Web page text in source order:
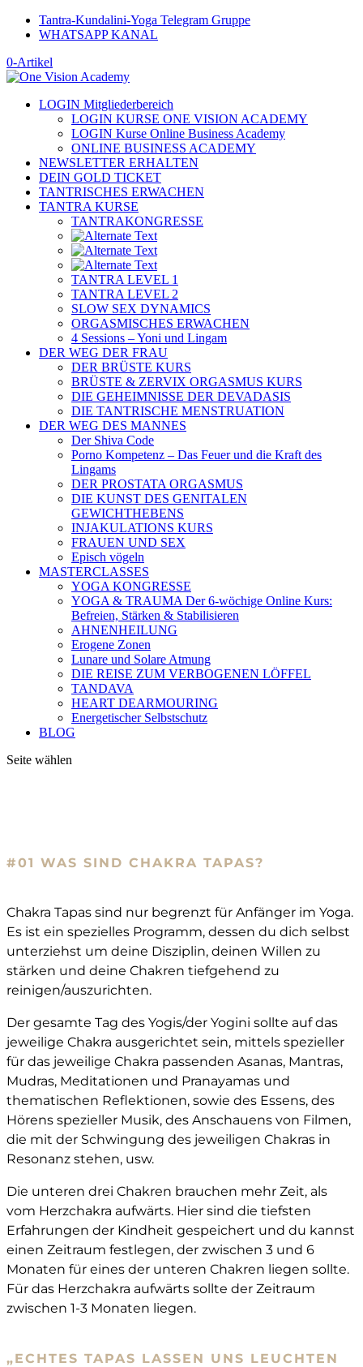
Tantra-Kundalini-Yoga Telegram Gruppe
WHATSAPP KANAL
0-Artikel
LOGIN Mitgliederbereich
LOGIN KURSE ONE VISION ACADEMY
LOGIN Kurse Online Business Academy
ONLINE BUSINESS ACADEMY
NEWSLETTER ERHALTEN
DEIN GOLD TICKET
TANTRISCHES ERWACHEN
TANTRA KURSE
TANTRAKONGRESSE
TANTRA LEVEL 1
TANTRA LEVEL 2
SLOW SEX DYNAMICS
ORGASMISCHES ERWACHEN
4 Sessions – Yoni und Lingam
DER WEG DER FRAU
DER BRÜSTE KURS
BRÜSTE & ZERVIX ORGASMUS KURS
DIE GEHEIMNISSE DER DEVADASIS
DIE TANTRISCHE MENSTRUATION
DER WEG DES MANNES
Der Shiva Code
Porno Kompetenz – Das Feuer und die Kraft des
Lingams
DER PROSTATA ORGASMUS
DIE KUNST DES GENITALEN
GEWICHTHEBENS
INJAKULATIONS KURS
FRAUEN UND SEX
Episch vögeln
MASTERCLASSES
YOGA KONGRESSE
YOGA & TRAUMA Der 6‑wöchige Online Kurs:
Befreien, Stärken & Stabilisieren
AHNENHEILUNG
Erogene Zonen
Lunare und Solare Atmung
DIE REISE ZUM VERBOGENEN LÖFFEL
TANDAVA
HEART DEARMOURING
Energetischer Selbstschutz
BLOG
Seite wählen
#01 WAS SIND CHAKRA TAPAS?
Chakra Tapas sind nur begrenzt für Anfänger im Yoga.
Es ist ein spezielles Programm, dessen du dich selbst
unterziehst um deine Disziplin, deinen Willen zu
stärken und deine Chakren tiefgehend zu
reinigen/auszurichten.
Der gesamte Tag des Yogis/der Yogini sollte auf das
jeweilige Chakra ausgerichtet sein, mittels spezieller
für das jeweilige Chakra passenden Asanas, Mantras,
Mudras, Meditationen und Pranayamas und
thematischen Reflektionen, sowie des Essens, des
Hörens spezieller Musik, des Anschauens von Filmen,
die mit der Schwingung des jeweiligen Chakras in
Resonanz stehen, usw.
Die unteren drei Chakren brauchen mehr Zeit, als
vom Herzchakra aufwärts. Hier sind die tiefsten
Erfahrungen der Kindheit gespeichert und du kannst
einen Zeitraum festlegen, der zwischen 3 und 6
Monaten für eines der unteren Chakren liegen sollte.
Für das Herzchakra aufwärts sollte der Zeitraum
zwischen 1-3 Monaten liegen.
„ECHTES TAPAS LASSEN UNS LEUCHTEN